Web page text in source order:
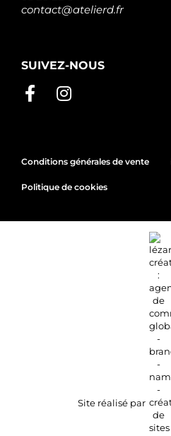
contact@atelierd.fr
SUIVEZ-NOUS
Conditions générales de vente
Politique de cookies
Site réalisé par